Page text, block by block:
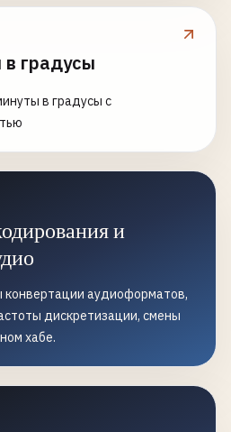
в градусы
в градусы с
и
конвертации аудиоформатов,
дискретизации, смены
хабе.